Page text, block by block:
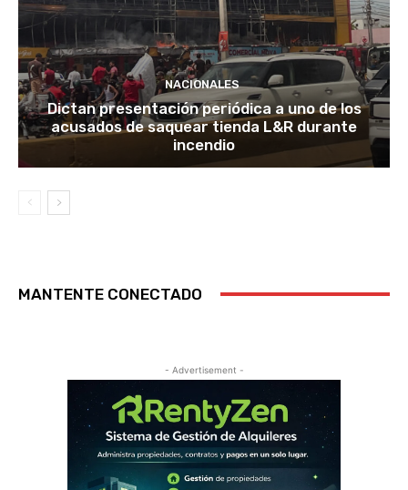
NACIONALES
Dictan presentación periódica a uno de los
acusados de saquear tienda L&R durante
incendio
MANTENTE CONECTADO
- Advertisement -